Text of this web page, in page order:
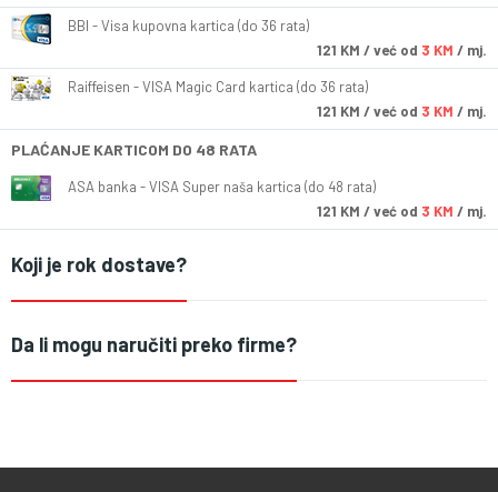
BBI - Visa kupovna kartica (do 36 rata)
121 KM / već od 3 KM / mj.
Raiffeisen - VISA Magic Card kartica (do 36 rata)
121 KM / već od 3 KM / mj.
PLAĆANJE KARTICOM DO 48 RATA
ASA banka - VISA Super naša kartica (do 48 rata)
121 KM / već od 3 KM / mj.
Koji je rok dostave?
Da li mogu naručiti preko firme?